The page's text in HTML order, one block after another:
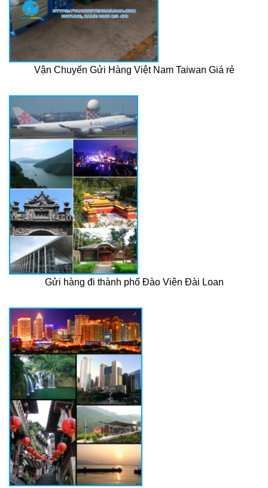
Vận Chuyển Gửi Hàng Việt Nam Taiwan Giá rẻ
Gửi hàng đi thành phố Đào Viên Đài Loan